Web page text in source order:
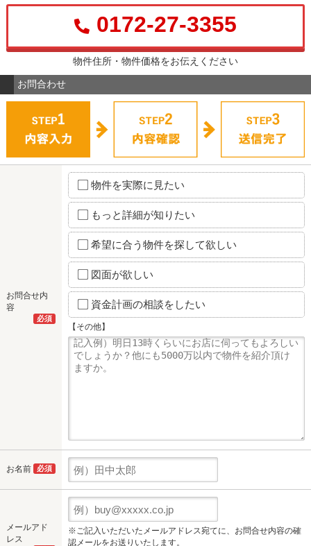
0172-27-3355
物件住所・物件価格をお伝えください
お問合わせ
お問合せ内
容
必須
物件を実際に見たい
もっと詳細が知りたい
希望に合う物件を探して欲しい
図面が欲しい
資金計画の相談をしたい
【その他】
お名前 必須
メールアド
レス
※ご記入いただいたメールアドレス宛てに、お問合せ内容の確
認メールをお送りいたします。